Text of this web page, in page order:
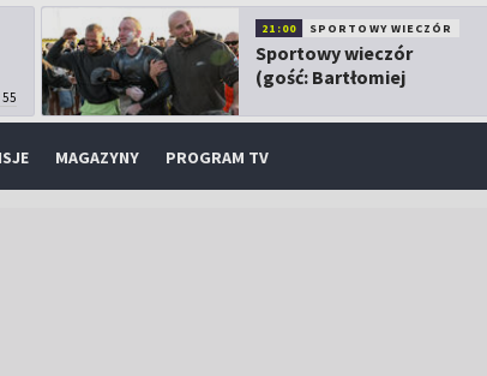
21:00 SPORTOWY WIECZÓR
Sportowy wieczór
(gość: Bartłomiej
MAGAZYNY PROGRAM TV